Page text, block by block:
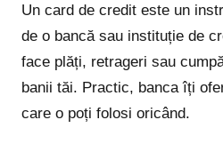
Un card de credit este un
de o bancă sau instituție de
face plăți, retrageri sau
banii tăi. Practic, banca îți
care o poți folosi oricând.